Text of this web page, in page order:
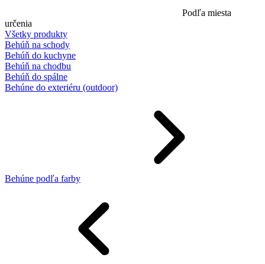
Podľa miesta
určenia
Všetky produkty
Behúň na schody
Behúň do kuchyne
Behúň na chodbu
Behúň do spálne
Behúne do exteriéru (outdoor)
Behúne podľa farby